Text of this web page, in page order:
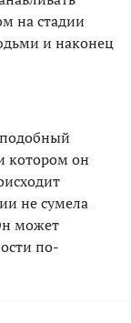
на стадии
и наконец
котором он
не сумела
может
по-